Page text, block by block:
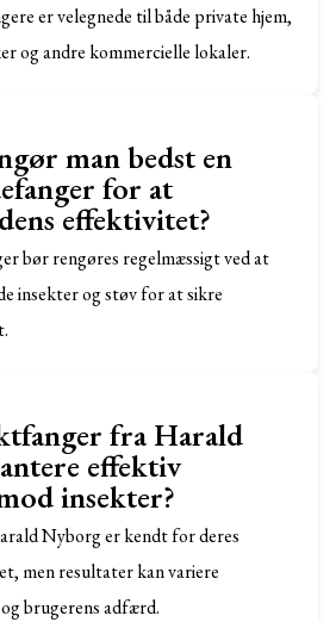
er velegnede til både private hjem,
og andre kommercielle lokaler.
man bedst en
for at
effektivitet?
bør rengøres regelmæssigt ved at
insekter og støv for at sikre
fra Harald
effektiv
insekter?
Nyborg er kendt for deres
men resultater kan variere
brugerens adfærd.